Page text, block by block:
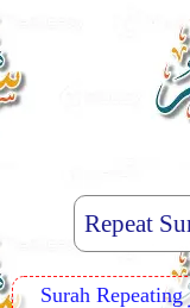
Surah Repeating تكرار